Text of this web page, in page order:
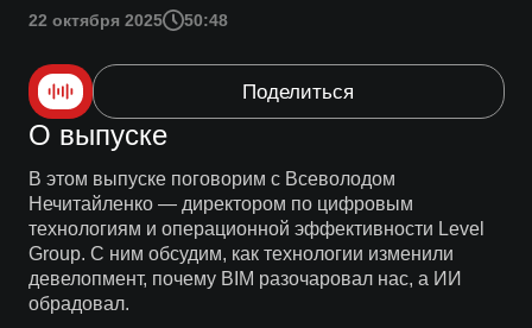
22 октября 2025 50:48
Поделиться
О выпуске
В этом выпуске поговорим с Всеволодом
Нечитайленко — директором по цифровым
технологиям и операционной эффективности Level
Group. С ним обсудим, как технологии изменили
девелопмент, почему BIM разочаровал нас, а ИИ
обрадовал.